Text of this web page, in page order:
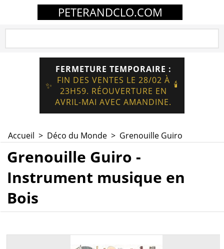
PETERANDCLO.COM
✨
FERMETURE TEMPORAIRE :
FIN DES VENTES LE 28/02 À
23H59. RÉOUVERTURE EN
AVRIL-MAI AVEC AMANDINE.
🕯️
Accueil > Déco du Monde > Grenouille Guiro
Grenouille Guiro -
Instrument musique en
Bois